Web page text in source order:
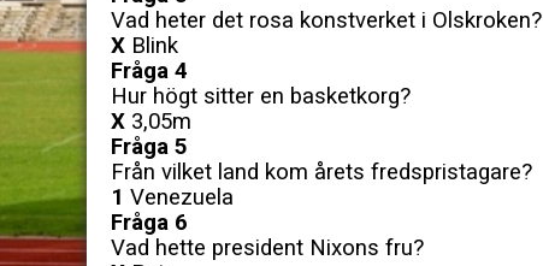
Vad heter det rosa konstverket i Olskroken?
X Blink
Fråga 4
Hur högt sitter en basketkorg?
X 3,05m
Fråga 5
Från vilket land kom årets fredspristagare?
1 Venezuela
Fråga 6
Vad hette president Nixons fru?